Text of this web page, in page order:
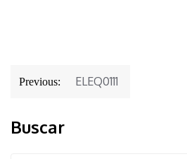
Navegación
entradas
Previous: ELEQ0111
Buscar